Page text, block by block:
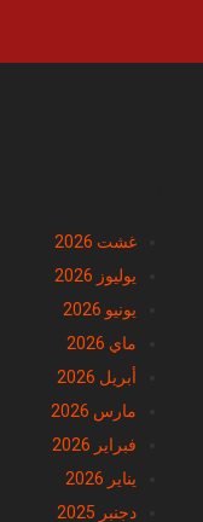
الأرشيف
غشت 2026
يوليوز 2026
يونيو 2026
ماي 2026
أبريل 2026
مارس 2026
فبراير 2026